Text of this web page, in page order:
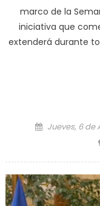
marco de la
iniciativa que
extenderá durante
Posted on
Jueves, 6 de